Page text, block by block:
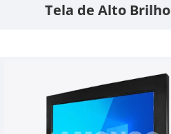
Tela de Alto Brilho